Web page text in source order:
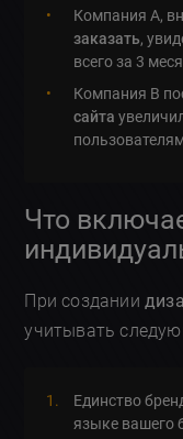
Компания A,
заказать,
всего за 3
Компания B
сайта
Что
При создании
учитывать
Единство
языке вашего